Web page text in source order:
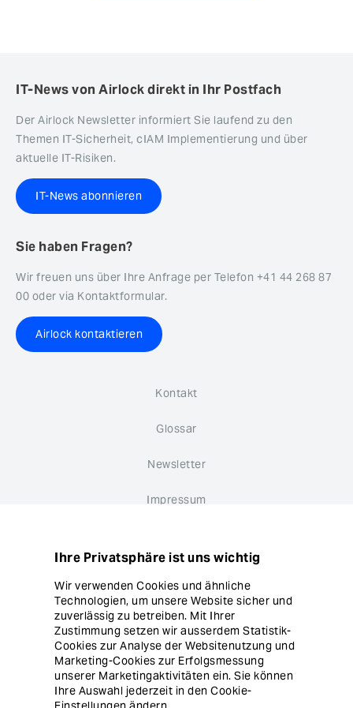
IT-News von Airlock direkt in Ihr Postfach
Der Airlock Newsletter informiert Sie laufend zu den
Themen IT-Sicherheit, cIAM Implementierung und über
aktuelle IT-Risiken.
IT-News abonnieren
Sie haben Fragen?
Wir freuen uns über Ihre Anfrage per Telefon +41 44 268 87
00 oder via Kontaktformular.
Airlock kontaktieren
Kontakt
Glossar
Newsletter
Impressum
Cookie Einstellungen
Ihre Privatsphäre ist uns wichtig
Wir verwenden Cookies und ähnliche
Technologien, um unsere Website sicher und
zuverlässig zu betreiben. Mit Ihrer
Zustimmung setzen wir ausserdem Statistik-
Cookies zur Analyse der Websitenutzung und
Marketing-Cookies zur Erfolgsmessung
unserer Marketingaktivitäten ein. Sie können
Ihre Auswahl jederzeit in den Cookie-